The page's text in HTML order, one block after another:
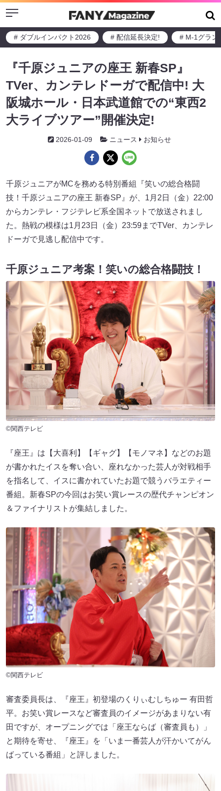
Menu
# ダブルインパクト2026 # 配信延長決定! # M-1グラン
『千原ジュニアの座王 新春SP』
TVer、カンテレドーガで配信中! 大
阪城ホール・日本武道館での“東西2
大ライブツアー”開催決定!
2026-01-09 ニュース お知らせ
千原ジュニアがMCを務める特別番組『笑いの総合格闘
技！千原ジュニアの座王 新春SP』が、1月2日（金）22:00
からカンテレ・フジテレビ系全国ネットで放送されまし
た。熱戦の模様は1月23日（金）23:59までTVer、カンテレ
ドーガで見逃し配信中です。
千原ジュニア考案！笑いの総合格闘技！
©関西テレビ
『座王』は【大喜利】【ギャグ】【モノマネ】などのお題
が書かれたイスを奪い合い、座れなかった芸人が対戦相手
を指名して、イスに書かれていたお題で競うバラエティー
番組。新春SPの今回はお笑い賞レースの歴代チャンピオン
＆ファイナリストが集結しました。
©関西テレビ
審査委員長は、『座王』初登場のくりぃむしちゅー 有田哲
平。お笑い賞レースなど審査員のイメージがあまりない有
田ですが、オープニングでは「座王ならば（審査員も）」
と期待を寄せ、『座王』を「いま一番芸人が汗かいてがん
ばっている番組」と評しました。